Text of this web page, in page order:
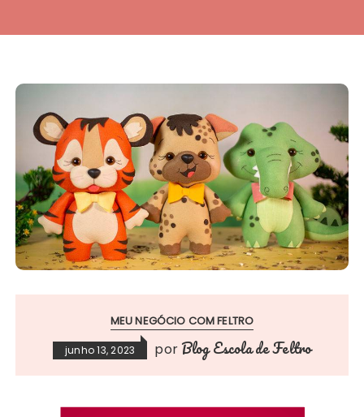
MEU NEGÓCIO COM FELTRO
junho 13, 2023 por Blog Escola de Feltro